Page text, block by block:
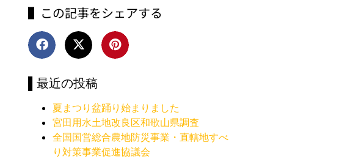
▌この記事をシェアする
▌最近の投稿
夏まつり盆踊り始まりました
宮田用水土地改良区和歌山県調査
全国国営総合農地防災事業・直轄地すべ
り対策事業促進協議会